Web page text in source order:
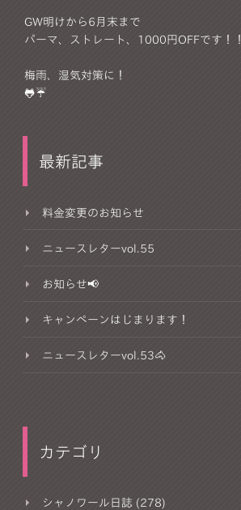
GW明けから6月末まで
パーマ、ストレート、1000円OFFです！！
梅雨、湿気対策に！
🐸☔
最新記事
料金変更のお知らせ
ニュースレターvol.55
お知らせ📢
キャンペーンはじまります！
ニュースレターvol.53🐴
カテゴリ
シャノワール日誌 (278)